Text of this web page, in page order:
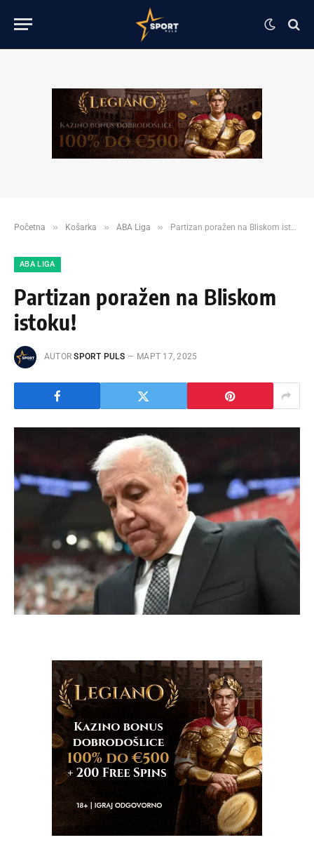
Početna » Košarka » ABA Liga » Partizan poražen na Bliskom istoku!
ABA LIGA
Partizan poražen na Bliskom
istoku!
AUTOR SPORT PULS МАРТ 17, 2025